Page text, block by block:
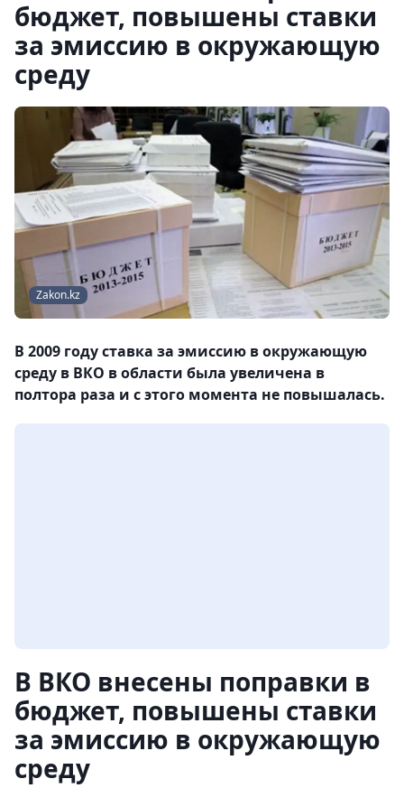
бюджет, повышены ставки
за эмиссию в окружающую
среду
Zakon.kz
В 2009 году ставка за эмиссию в окружающую
среду в ВКО в области была увеличена в
полтора раза и с этого момента не повышалась.
В ВКО внесены поправки в
бюджет, повышены ставки
за эмиссию в окружающую
среду